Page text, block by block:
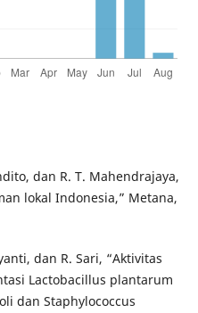
dan R. T. Mahendrajaya,
lokal Indonesia,” Metana,
dan R. Sari, “Aktivitas
Lactobacillus plantarum
dan Staphylococcus